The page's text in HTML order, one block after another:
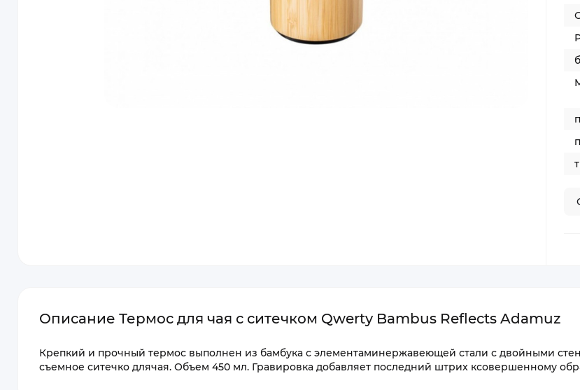
Описание Термос для чая с ситечком Qwerty Bambus Reflects Adamuz
Крепкий и прочный термос выполнен из бамбука с элементаминержавеющей стали с двойными
съемное ситечко длячая. Объем 450 мл. Гравировка добавляет последний штрих ксовершенному